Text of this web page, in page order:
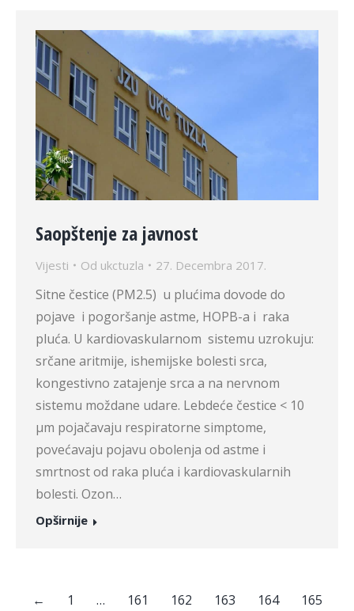
Saopštenje za javnost
Vijesti Od ukctuzla 27. Decembra 2017.
Sitne čestice (PM2.5) u plućima dovode do
pojave i pogoršanje astme, HOPB-a i raka
pluća. U kardiovaskularnom sistemu uzrokuju:
srčane aritmije, ishemijske bolesti srca,
kongestivno zatajenje srca a na nervnom
sistemu moždane udare. Lebdeće čestice < 10
μm pojačavaju respiratorne simptome,
povećavaju pojavu obolenja od astme i
smrtnost od raka pluća i kardiovaskularnih
bolesti. Ozon…
Opširnije
← 1 … 161 162 163 164
165